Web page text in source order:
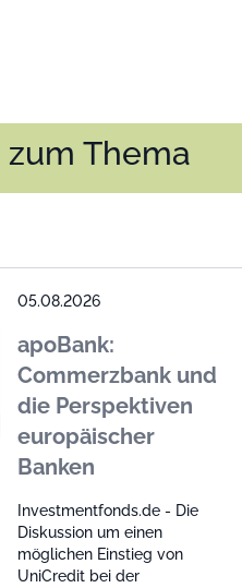
zum Thema
05.08.2026
apoBank:
Commerzbank und
die Perspektiven
europäischer
Banken
Investmentfonds.de - Die
Diskussion um einen
möglichen Einstieg von
UniCredit bei der